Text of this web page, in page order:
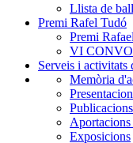
Llista de
Premi Rafel Tudó
Premi
VI
Serveis i activitats
Memòria
Publicacions
Aportacions
Exposicions